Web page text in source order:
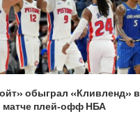
обыграл «Кливленд» в
матче плей‑офф НБА